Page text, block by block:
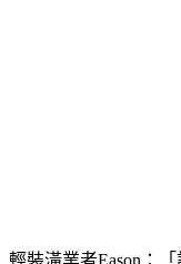
輕裝潢業者Eason：